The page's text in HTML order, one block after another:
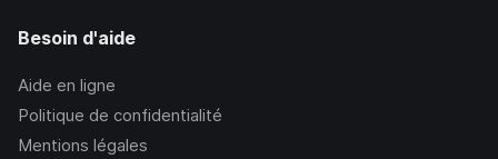
Besoin d'aide
Aide en ligne
Politique de confidentialité
Mentions légales